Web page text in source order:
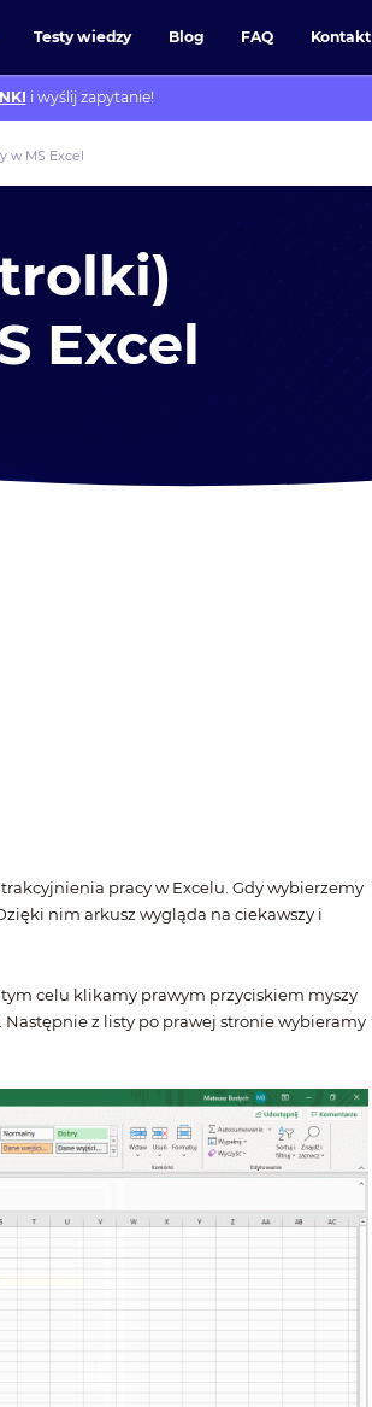
Testy wiedzy Blog FAQ Kontakt
i wyślij zapytanie!
w MS Excel
Excel
pracy w Excelu. Gdy wybierzemy
nim arkusz wygląda na ciekawszy i
celu klikamy prawym przyciskiem myszy
Następnie z listy po prawej stronie wybieramy